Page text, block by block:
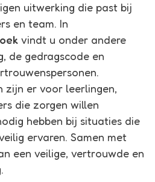
uitwerking die past bij
en team. In
vindt u onder andere
de gedragscode en
zijn er voor leerlingen,
die zorgen willen
hebben bij situaties die
ervaren. Samen met
een veilige, vertrouwde en